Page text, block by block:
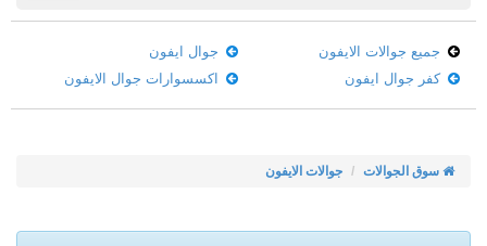
جميع جوالات الايفون
جوال ايفون
كفر جوال ايفون
اكسسوارات جوال الايفون
سوق الجوالات جوالات الايفون